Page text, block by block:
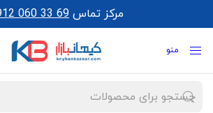
مرکز تماس 060 33 69
منو